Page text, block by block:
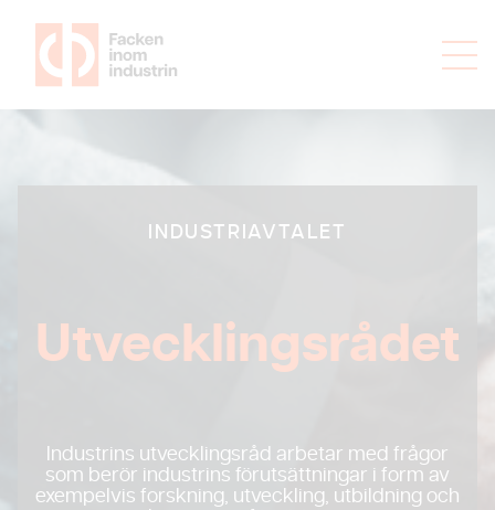
INDUSTRIAVTALET
Utvecklingsrådet
Industrins utvecklingsråd arbetar med frågor
som berör industrins förutsättningar i form av
exempelvis forskning, utveckling, utbildning och